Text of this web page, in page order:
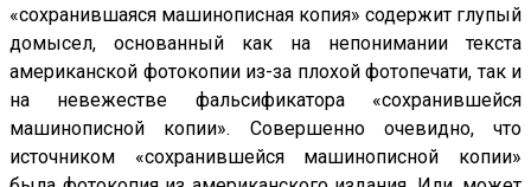
«сохранившаяся машинописная копия» содержит глупый
домысел, основанный как на непонимании текста
американской фотокопии из-за плохой фотопечати, так и
на невежестве фальсификатора «сохранившейся
машинописной копии». Совершенно очевидно, что
источником «сохранившейся машинописной копии»